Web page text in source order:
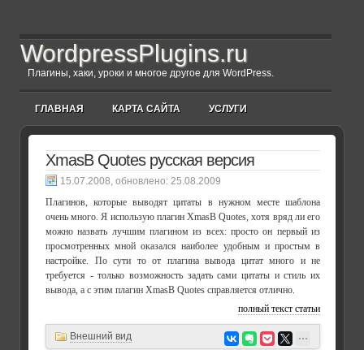
WordpressPlugins.ru
Плагины, хаки, уроки и многое другое для WordPress.
ГЛАВНАЯ КАРТА САЙТА УСЛУГИ
XmasB Quotes русская версия
25.08.2009
, обновлено:
Плагинов, которые выводят цитаты в нужном месте шаблона
очень много. Я использую плагин XmasB Quotes, хотя вряд ли его
можно назвать лучшим плагином из всех: просто он первый из
просмотренных мной оказался наиболее удобным и простым в
настройке. По сути то от плагина вывода цитат много и не
требуется - только возможность задать сами цитаты и стиль их
вывода, а с этим плагин XmasB Quotes справляется отлично.
полный текст статьи
Внешний вид